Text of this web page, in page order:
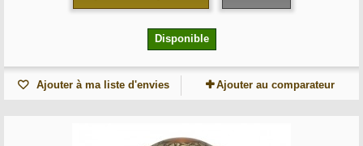
Disponible
Ajouter à ma liste d'envies Ajouter au comparateur